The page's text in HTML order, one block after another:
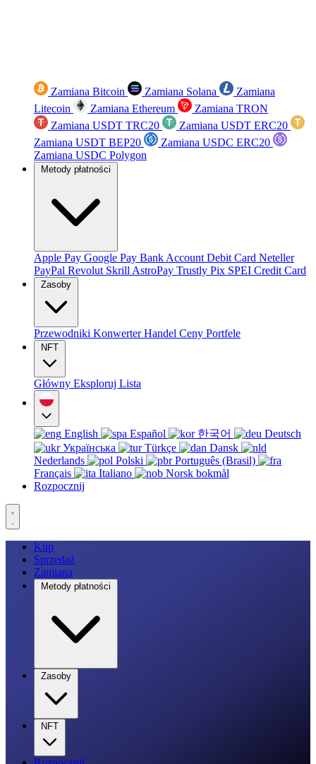
Zamiana Bitcoin Zamiana Solana
Zamiana
Litecoin
Zamiana Ethereum
Zamiana TRON
Zamiana USDT TRC20
Zamiana USDT ERC20
Zamiana USDT BEP20
Zamiana USDC ERC20
Zamiana USDC Polygon
Metody płatności
Apple Pay Google Pay Bank Account Debit Card Neteller
PayPal Revolut Skrill AstroPay Trustly Pix SPEI Credit Card
Zasoby
Przewodniki KonwerterHandel Ceny Portfele
NFT
Główny Eksploruj Lista
English Español 한국어
Deutsch
Українська
Türkçe
Dansk
Nederlands
Polski
Português (Brasil)
Français
Italiano
Norsk bokmål
Rozpocznij
Kup
Sprzedaż
Zamiana
Metody płatności
Zasoby
NFT